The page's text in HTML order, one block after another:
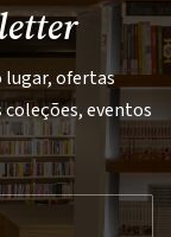
lugar, ofertas
eventos